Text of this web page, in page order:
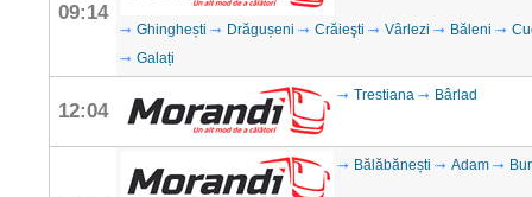
09:14
Ghinghești Drăgușeni Crăieşti Vârlezi Băleni
Galați
12:04
Trestiana Bârlad
Bălăbănești Adam